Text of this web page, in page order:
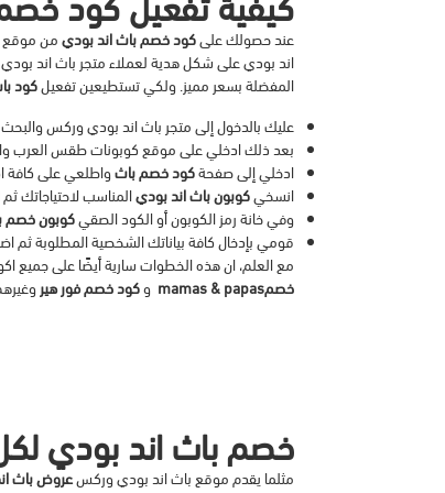
عند حصولك علىكود خصم باث اند بوديمن موقع
اند بودي على شكل هدية لعملاء متجر باث اند بودي
المفضلة بسعر مميز. ولكي تستطيعين تفعيلكود
عليك بالدخول إلى متجر باث اند بودي وركس
بعد ذلك ادخلي على موقع كوبونات طقس العرب
ادخلي إلى صفحةكود خصم باثواطلعي على كافة
انسخيكوبون باث اند بوديالمناسب لاحتياجاتك
وفي خانة رمز الكوبون أو الكود الصقيكوبون خصم
قومي بإدخال كافة بياناتك الشخصية المطلوبة ثم
مع العلم، ان هذه الخطوات سارية أيضًا على
خصمmamas & papas وكود خصم فور هير
خصم باث اند بودي
مثلما يقدم موقع باث اند بودي وركسعروض باث